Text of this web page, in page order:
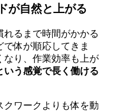
が自然と上がる
るまで時間がかかる
体が順応してきま
なり、作業効率も上が
いう感覚で長く働ける
クワークよりも体を動